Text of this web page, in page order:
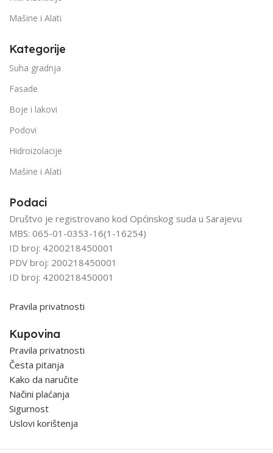
Mašine i Alati
Kategorije
Suha gradnja
Fasade
Boje i lakovi
Podovi
Hidroizolacije
Mašine i Alati
Podaci
Društvo je registrovano kod Općinskog suda u Sarajevu
MBS: 065-01-0353-16(1-16254)
ID broj: 4200218450001
PDV broj: 200218450001
ID broj: 4200218450001
Pravila privatnosti
Kupovina
Pravila privatnosti
Česta pitanja
Kako da naručite
Načini plaćanja
Sigurnost
Uslovi korištenja